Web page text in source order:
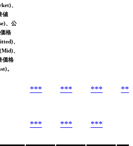
、
値
、公
格
、
、
価格
。
*** *** *** ***
*** *** ***